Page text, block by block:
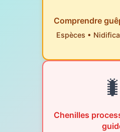
Comprendre
Espèces •
🐛
Chenilles